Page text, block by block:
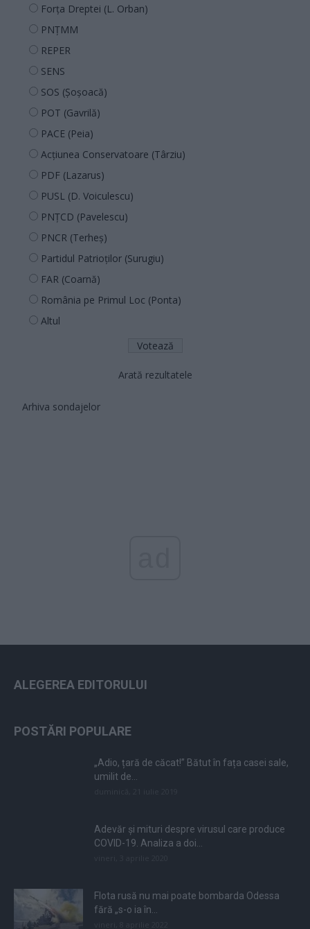
Forța Dreptei (L. Orban)
PNȚMM
REPER
SENS
SOS (Șoșoacă)
POT (Gavrilă)
PACE (Peia)
Acțiunea Conservatoare (Târziu)
PDF (Lazarus)
PUSL (D. Voiculescu)
PNȚCD (Pavelescu)
PNCR (Terheș)
Partidul Patrioților (Surugiu)
FAR (Coarnă)
România pe Primul Loc (Ponta)
Altul
Arată rezultatele
Arhiva sondajelor
ALEGEREA EDITORULUI
POSTĂRI POPULARE
„Adio, țară de căcat!” Bătut în fața casei sale,
umilit de...
Adevăr și mituri despre virusul care produce
COVID-19. Analiza a doi...
Flota rusă nu mai poate bombarda Odessa
fără „s-o ia în...